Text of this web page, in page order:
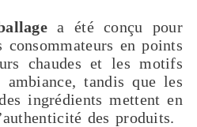
a été conçu pour
en points
chaudes et les motifs
tandis que les
ingrédients mettent en
des produits.